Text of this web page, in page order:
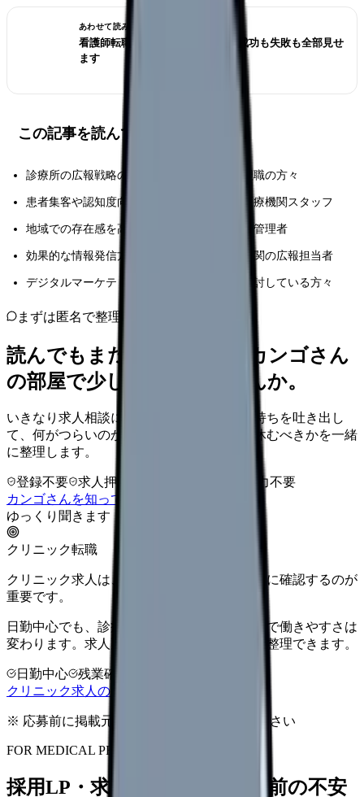
あわせて読みたい
看護師転職のリアル体験談12選｜成功も失敗も全部見せ
ます
この記事を読んでほしい人
診療所の広報戦略の立案・実施に携わる管理職の方々
患者集客や認知度向上に課題を感じている医療機関スタッフ
地域での存在感を高めたい診療所の経営者・管理者
効果的な情報発信方法を模索している医療機関の広報担当者
デジタルマーケティングを活用した集患を検討している方々
まずは匿名で整理
読んでもまだ苦しいなら、カンゴさん
の部屋で少し話してみませんか。
いきなり求人相談には進みません。今の気持ちを吐き出し
て、何がつらいのか、辞めるべきか、少し休むべきかを一緒
に整理します。
登録不要 求人押し売りなし
病院名は入力不要
カンゴさんを知ってから相談する
ゆっくり聞きます
クリニック転職
クリニック求人は、勤務時間と人間関係を先に確認するのが
重要です。
日勤中心でも、診療科・院長方針・人数体制で働きやすさは
変わります。求人票だけで決める前に条件を整理できます。
日勤中心 残業確認
クリニック求人の見方を確認する
※ 応募前に掲載元の最新情報を確認してください
FOR MEDICAL PROVIDERS
採用LP・求人ページを、応募前の不安